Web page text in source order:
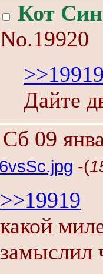
Кот
No.19920
Дайте
Сб 09
-(
>>19919
какой
замыслил